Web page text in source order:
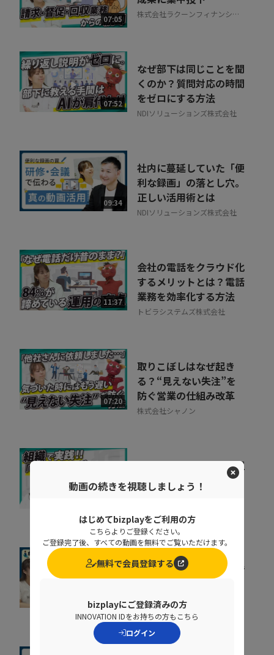
07:05
株式会社ラクーンフィナンシャ
07:52
なぜ部下は同じことを聞
くのか？質問対応の時間
をゼロにする方法
NDIソリューションズ株式会社
09:34
社内に蔓延していた「便
利な録画」の落とし穴。
正しい活用術とは
NDIソリューションズ株式会社
11:37
会社の電話をクラウド化
するメリットとは？電話
業務を効率化する方法
トビラシステムズ株式会社
07:20
取りこぼしはなぜ起き
る？“見えない失注”を
防ぐ営業の仕組み改革
株式会社シャノン
キャリア迷子を防ぐ！組
織をあげた「リスキリン
グ」のヒントとは
ョン
07:35
組織が育たない本当の理
由。 売上の成長ポイン
ポーターズ株式会社
動画の続きを視聴しましょう！
はじめてbizplayをご利用の方
こちらよりご登録ください。
ご登録完了後、すべての動画を無料でご覧いただけます。
無料で会員登録する
bizplayにご登録済みの方
INNOVATION IDをお持ちの方もこちら
ログイン